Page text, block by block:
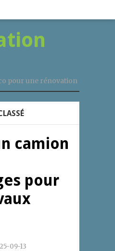
pour une rénovation
camion
pour
09-13